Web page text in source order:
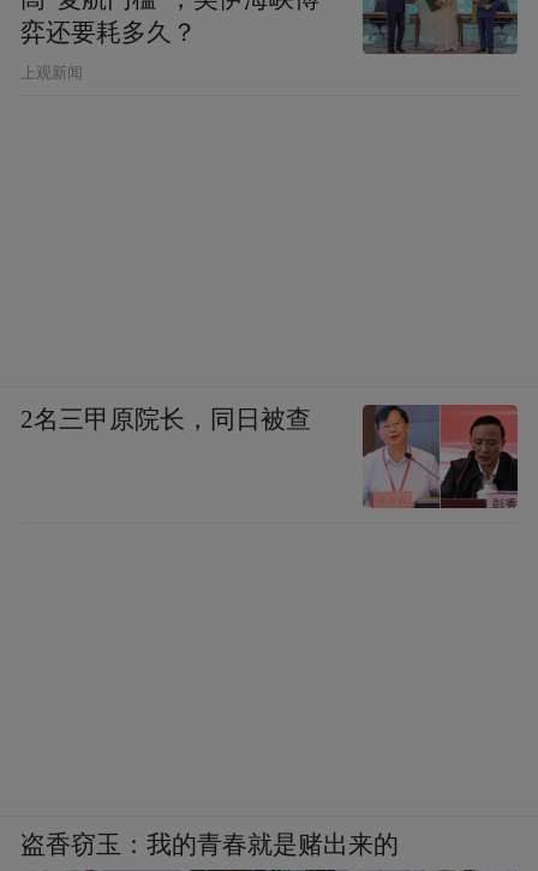
弈还要耗多久？
上观新闻
2名三甲原院长，同日被查
盗香窃玉：我的青春就是赌出来的